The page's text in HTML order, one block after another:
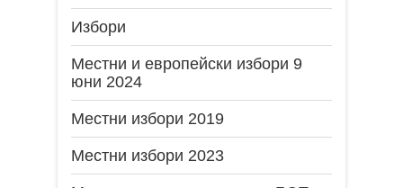
Избори
Местни и европейски избори 9
юни 2024
Местни избори 2019
Местни избори 2023